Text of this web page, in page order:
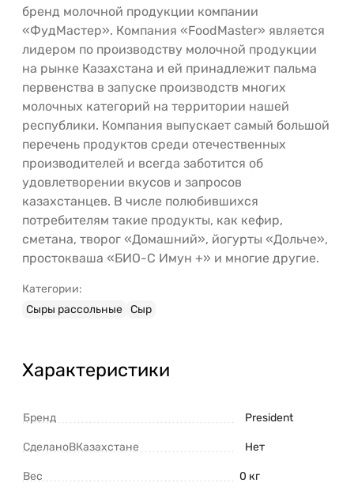
бренд молочной продукции компании
«ФудМастер». Компания «FoodMaster» является
лидером по производству молочной продукции
на рынке Казахстана и ей принадлежит пальма
первенства в запуске производств многих
молочных категорий на территории нашей
республики. Компания выпускает самый большой
перечень продуктов среди отечественных
производителей и всегда заботится об
удовлетворении вкусов и запросов
казахстанцев. В числе полюбившихся
потребителям такие продукты, как кефир,
сметана, творог «Домашний», йогурты «Дольче»,
простокваша «БИО-С Имун +» и многие другие.
Категории:
Сыры рассольные Сыр
Характеристики
Бренд President
СделаноВКазахстане Нет
Вес 0 кг